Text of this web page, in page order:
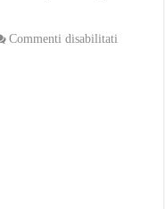
Commenti disabilitati